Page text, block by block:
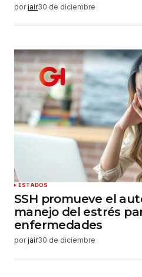
por jair30 de diciembre
ESTADOS
SSH promueve el
manejo del estrés
enfermedades
por jair30 de diciembre